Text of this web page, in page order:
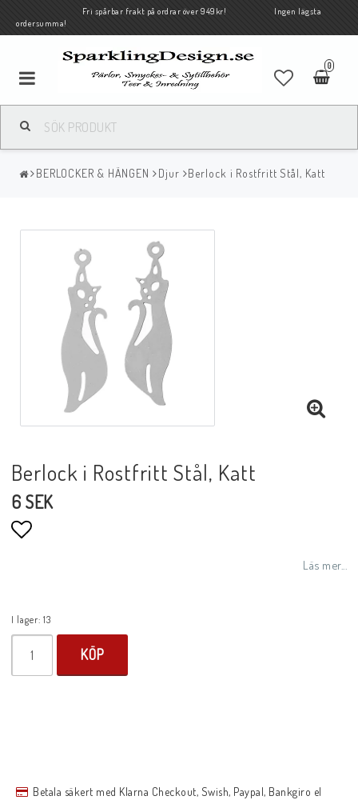
Fri spårbar frakt på ordrar över 949kr! Ingen lägsta
ordersumma!
0
BERLOCKER & HÄNGEN Djur Berlock i Rostfritt Stål, Katt
Berlock i Rostfritt Stål, Katt
6 SEK
Läs mer...
I lager: 13
KÖP
Betala säkert med Klarna Checkout, Swish, Paypal, Bankgiro el